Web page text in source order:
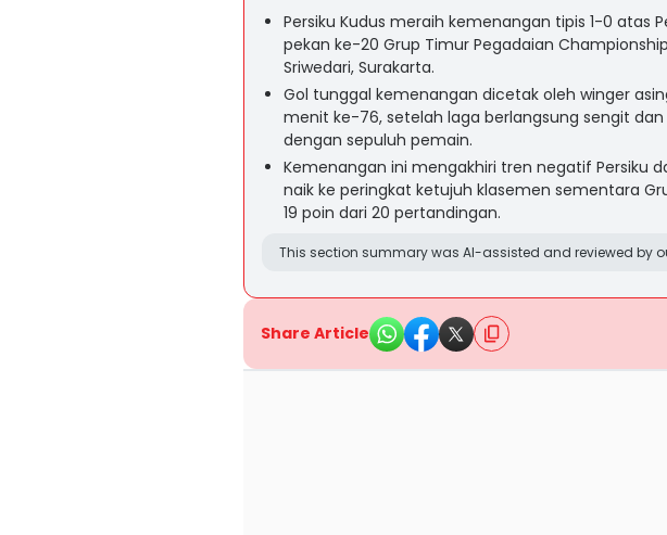
Persiku Kudus meraih kemenangan tipis 1-0 atas
pekan ke-20 Grup Timur Pegadaian
Sriwedari, Surakarta.
Gol tunggal kemenangan dicetak oleh winger
menit ke-76, setelah laga berlangsung sengit dan
dengan sepuluh pemain.
Kemenangan ini mengakhiri tren negatif Persiku
naik ke peringkat ketujuh klasemen sementara
19 poin dari 20 pertandingan.
This section summary was AI-assisted and reviewed by
Share Article